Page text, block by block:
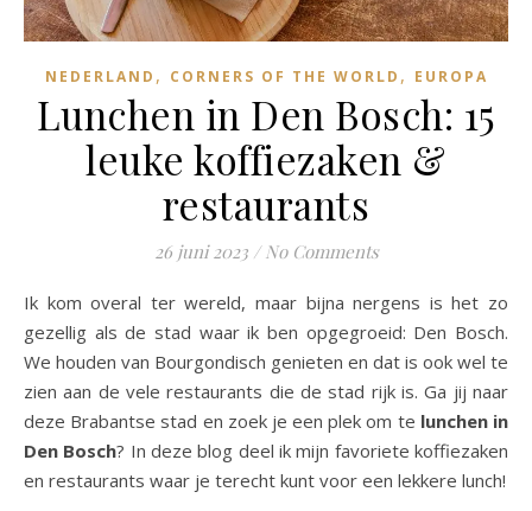
NEDERLAND , CORNERS OF THE WORLD , EUROPA
Lunchen in Den Bosch: 15
leuke koffiezaken &
restaurants
26 juni 2023 / No Comments
Ik kom overal ter wereld, maar bijna nergens is het zo
gezellig als de stad waar ik ben opgegroeid: Den Bosch.
We houden van Bourgondisch genieten en dat is ook wel te
zien aan de vele restaurants die de stad rijk is. Ga jij naar
deze Brabantse stad en zoek je een plek om te lunchen in
Den Bosch? In deze blog deel ik mijn favoriete koffiezaken
en restaurants waar je terecht kunt voor een lekkere lunch!